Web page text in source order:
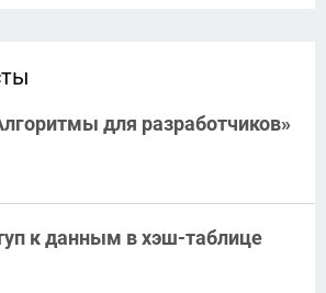
для разработчиков»
к данным в хэш-таблице